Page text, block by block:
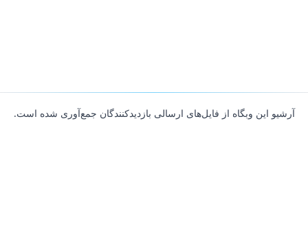
آرشیو این وبگاه از فایل‌های ارسالی بازدیدکنندگان جمع‌آوری شده است.